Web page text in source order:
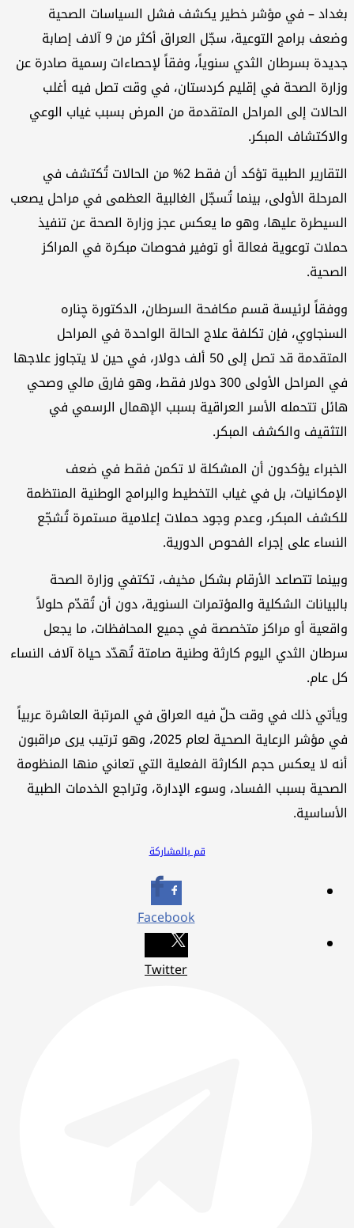
بغداد – في مؤشر خطير يكشف فشل السياسات الصحية
وضعف برامج التوعية، سجّل العراق أكثر من 9 آلاف إصابة
جديدة بسرطان الثدي سنوياً، وفقاً لإحصاءات رسمية صادرة عن
وزارة الصحة في إقليم كردستان، في وقت تصل فيه أغلب
الحالات إلى المراحل المتقدمة من المرض بسبب غياب الوعي
والاكتشاف المبكر.
التقارير الطبية تؤكد أن فقط 2% من الحالات تُكتشف في
المرحلة الأولى، بينما تُسجّل الغالبية العظمى في مراحل يصعب
السيطرة عليها، وهو ما يعكس عجز وزارة الصحة عن تنفيذ
حملات توعوية فعالة أو توفير فحوصات مبكرة في المراكز
الصحية.
ووفقاً لرئيسة قسم مكافحة السرطان، الدكتورة چنارە
السنجاوي، فإن تكلفة علاج الحالة الواحدة في المراحل
المتقدمة قد تصل إلى 50 ألف دولار، في حين لا يتجاوز علاجها
في المراحل الأولى 300 دولار فقط، وهو فارق مالي وصحي
هائل تتحمله الأسر العراقية بسبب الإهمال الرسمي في
التثقيف والكشف المبكر.
الخبراء يؤكدون أن المشكلة لا تكمن فقط في ضعف
الإمكانيات، بل في غياب التخطيط والبرامج الوطنية المنتظمة
للكشف المبكر، وعدم وجود حملات إعلامية مستمرة تُشجّع
النساء على إجراء الفحوص الدورية.
وبينما تتصاعد الأرقام بشكل مخيف، تكتفي وزارة الصحة
بالبيانات الشكلية والمؤتمرات السنوية، دون أن تُقدّم حلولاً
واقعية أو مراكز متخصصة في جميع المحافظات، ما يجعل
سرطان الثدي اليوم كارثة وطنية صامتة تُهدّد حياة آلاف النساء
كل عام.
ويأتي ذلك في وقت حلّ فيه العراق في المرتبة العاشرة عربياً
في مؤشر الرعاية الصحية لعام 2025، وهو ترتيب يرى مراقبون
أنه لا يعكس حجم الكارثة الفعلية التي تعاني منها المنظومة
الصحية بسبب الفساد، وسوء الإدارة، وتراجع الخدمات الطبية
الأساسية.
قم بالمشاركة
Facebook
Twitter